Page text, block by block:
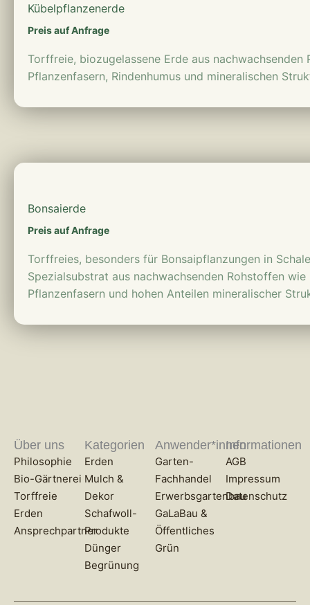
Kübelpflanzen­erde
Preis auf Anfrage
Torffreie, biozugelassene Erde aus nachwachsenden
Pflanzenfasern, Rindenhumus und mineralischen
Bonsaierde
Preis auf Anfrage
Torffreies, besonders für Bonsaipflanzungen in
Spezialsubstrat aus nachwachsenden Rohstoffen wie
Pflanzenfasern und hohen Anteilen mineralischer
Über uns
Philosophie
Bio-Gärtnerei
Torffreie
Erden
Ansprechpartner
Kategorien
Erden
Mulch &
Dekor
Schafwoll-
Produkte
Dünger
Begrünung
Anwender*innen
Garten-
Fachhandel
Erwerbsgartenbau
GaLaBau &
Öffentliches
Grün
Informationen
AGB
Impressum
Datenschutz